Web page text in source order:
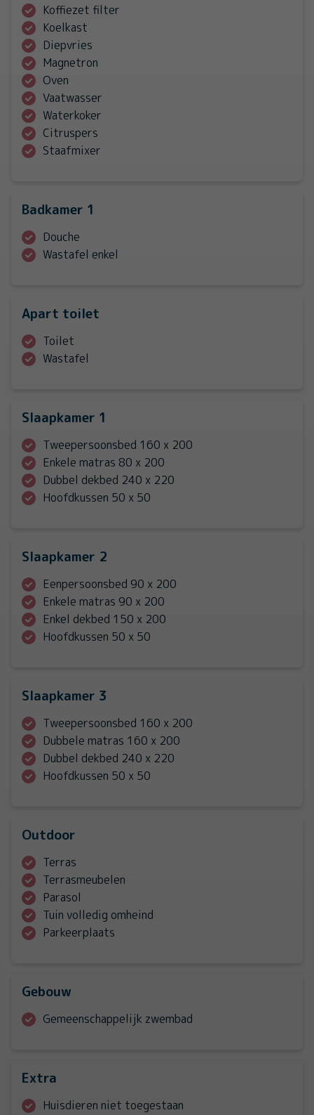
Koffiezet filter
Koelkast
Diepvries
Magnetron
Oven
Vaatwasser
Waterkoker
Citruspers
Staafmixer
Badkamer 1
Douche
Wastafel enkel
Apart toilet
Toilet
Wastafel
Slaapkamer 1
Tweepersoonsbed 160 x 200
Enkele matras 80 x 200
Dubbel dekbed 240 x 220
Hoofdkussen 50 x 50
Slaapkamer 2
Eenpersoonsbed 90 x 200
Enkele matras 90 x 200
Enkel dekbed 150 x 200
Hoofdkussen 50 x 50
Slaapkamer 3
Tweepersoonsbed 160 x 200
Dubbele matras 160 x 200
Dubbel dekbed 240 x 220
Hoofdkussen 50 x 50
Outdoor
Terras
Terrasmeubelen
Parasol
Tuin volledig omheind
Parkeerplaats
Gebouw
Gemeenschappelijk zwembad
Extra
Huisdieren niet toegestaan